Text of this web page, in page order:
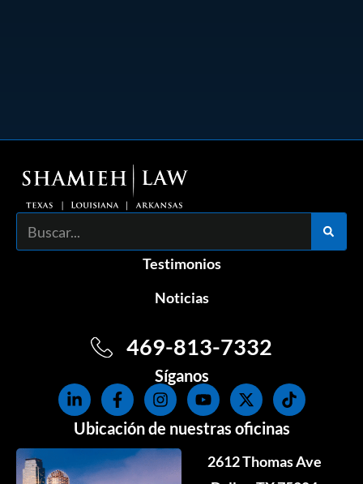
Buscar
Testimonios
Noticias
469-813-7332
Síganos
L
i
n
k
d
F
a
c
e
b
o
I
n
s
t
a
g
Y
o
u
t
u
b
X
-
t
w
i
t
T
i
k
t
o
k
Ubicación de nuestras oficinas
2612 Thomas Ave